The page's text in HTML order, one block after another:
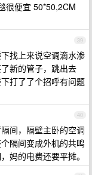
很便宜 50*50,2CM
39
找上来说空调滴水渗
新的管子，跳出去
打了了个招呼有问题
40
间，隔壁主卧的空调
隔间变成外机的共鸣
妈的电费还要平摊。